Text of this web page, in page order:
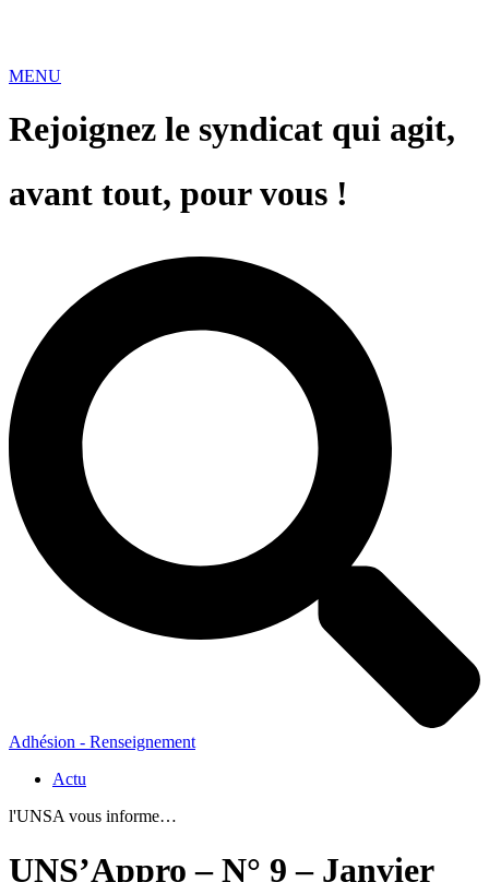
MENU
Rejoignez le syndicat qui agit,
avant tout, pour vous !
Adhésion - Renseignement
Actu
l'UNSA vous informe…
UNS’Appro – N° 9 – Janvier